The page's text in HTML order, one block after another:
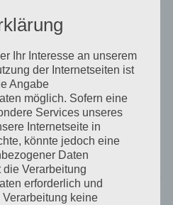
50A Ladung für jede der drei
das Phoenix 1+1 Modell
der Rest an die Hausbank.
Ladung erhältlich.
Ladegerät überwachen und
aus einstellen. Adaptive,
– siehe Datenblatt
Ihr Interesse an unserem
der Internetseiten ist
Angabe
möglich. Sofern eine
Services unseres
Internetseite in
könnte jedoch eine
Daten
Verarbeitung
erforderlich und
keine